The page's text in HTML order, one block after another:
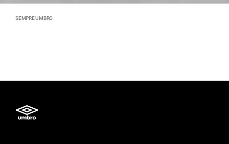
SEMPRE UMBRO